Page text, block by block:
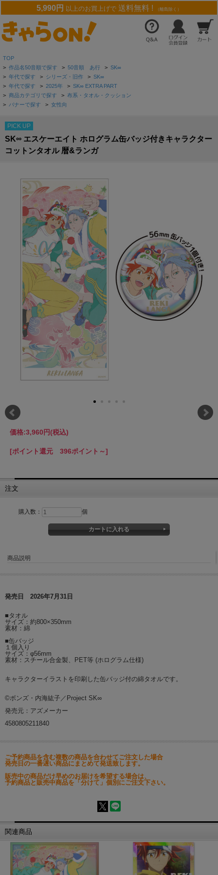
5,990円 以上のお買上げで 送料無料 ! （離島除く）
TOP
> 作品名50音順で探す > 50音順 あ行 > SK∞
> 年代で探す > シリーズ・旧作 > SK∞
> 年代で探す > 2025年 > SK∞ EXTRA PART
> 商品カテゴリで探す > 布系・タオル・クッション
> バナーで探す > 女性向
PICK UP
SK∞ エスケーエイト ホログラム缶バッジ付きキャラクター
コットンタオル 暦&ランガ
価格:3,960円(税込)
[ポイント還元 396ポイント～]
注文
購入数： 個
商品説明
発売日 2026年7月31日
■タオル
サイズ：約800×350mm
素材：綿
■缶バッジ
１個入り
サイズ：φ56mm
素材：スチール合金製、PET等 (ホログラム仕様)
キャラクターイラストを印刷した缶バッジ付の綿タオルです。
©ボンズ・内海紘子／Project SK∞
発売元：アズメーカー
4580805211840
ご予約商品を含む複数の商品を合わせてご注文した場合
発売日の一番遅い商品にまとめて発送致します。
販売中の商品だけ早めのお届けを希望する場合は、
予約商品と販売中商品を「分けて」個別にご注文下さい。
関連商品